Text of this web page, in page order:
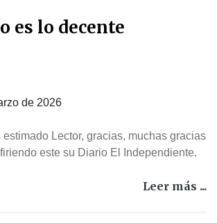
es lo decente
de 2026
estimado Lector, gracias, muchas gracias
este su Diario El Independiente.
Leer más ...